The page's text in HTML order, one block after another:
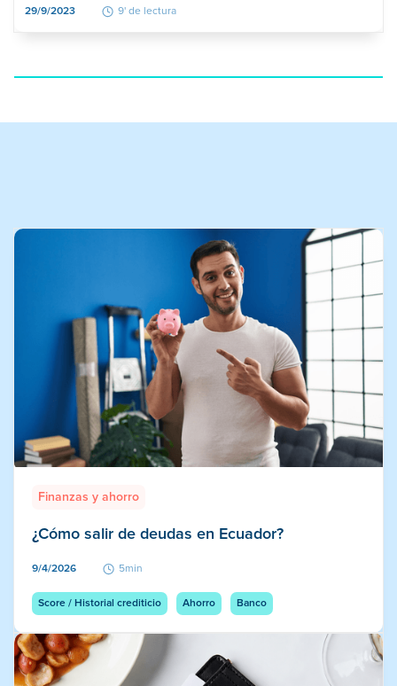
29/9/2023 9' de lectura
Finanzas y ahorro
¿Cómo salir de deudas en Ecuador?
9/4/2026 5min
Score / Historial crediticio Ahorro Banco